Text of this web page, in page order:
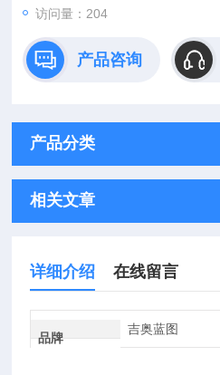
访问量：204
产品咨询
产品分类
相关文章
详细介绍 在线留言
品牌
吉奥蓝图